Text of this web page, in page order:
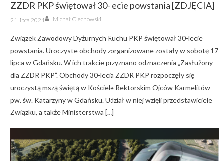
ZZDR PKP świętował 30-lecie powstania [ZDJĘCIA]
Posted
on
21 lipca 2021 Author
Michał Ciechowski
Związek Zawodowy Dyżurnych Ruchu PKP świętował 30-lecie
powstania. Uroczyste obchody zorganizowane zostały w sobotę 17
lipca w Gdańsku. W ich trakcie przyznano odznaczenia „Zasłużony
dla ZZDR PKP”. Obchody 30-lecia ZZDR PKP rozpoczęły się
uroczystą mszą świętą w Kościele Rektorskim Ojców Karmelitów
pw. św. Katarzyny w Gdańsku. Udział w niej wzięli przedstawiciele
Związku, a także Ministerstwa […]